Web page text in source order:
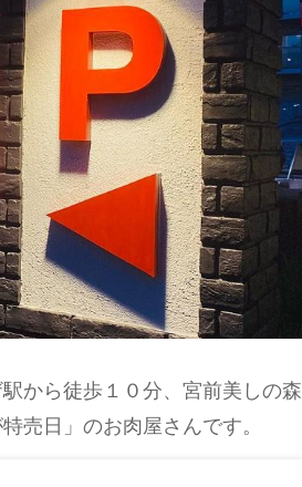
から徒歩１０分、宮前美しの森
売日」のお肉屋さんです。